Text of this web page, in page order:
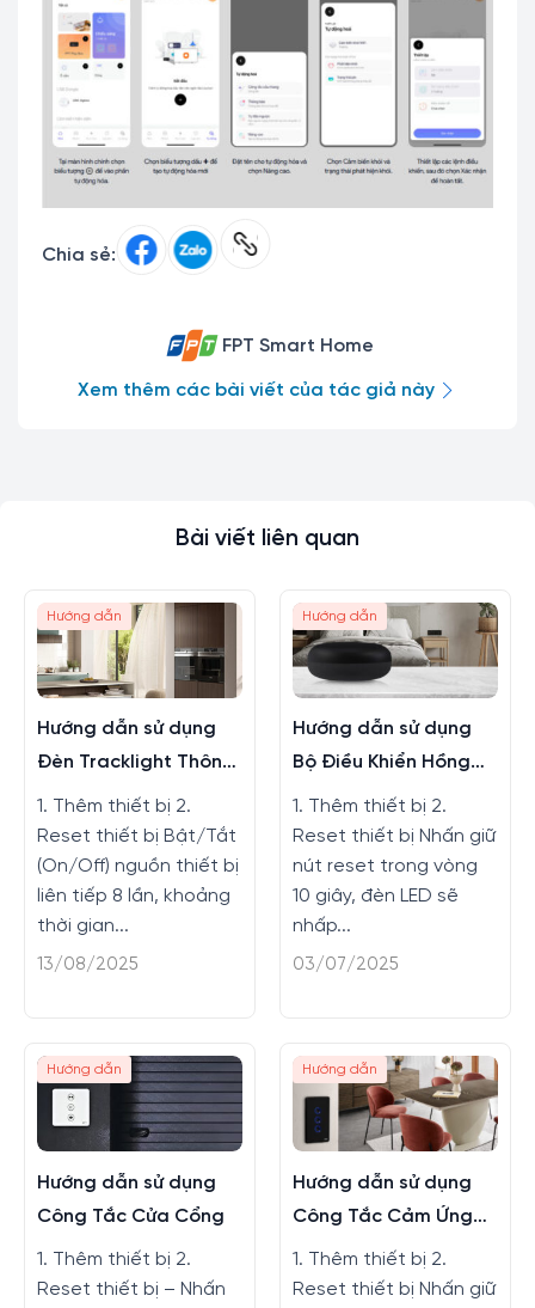
Chia sẻ:
FPT Smart Home
Xem thêm các bài viết của tác giả này
Bài viết liên quan
Hướng dẫn
Hướng dẫn sử dụng
Đèn Tracklight Thông
Minh
1. Thêm thiết bị 2.
Reset thiết bị Bật/Tắt
(On/Off) nguồn thiết bị
liên tiếp 8 lần, khoảng
thời gian...
13/08/2025
Hướng dẫn
Hướng dẫn sử dụng
Bộ Điều Khiển Hồng
Ngoại
1. Thêm thiết bị 2.
Reset thiết bị Nhấn giữ
nút reset trong vòng
10 giây, đèn LED sẽ
nhấp...
03/07/2025
Hướng dẫn
Hướng dẫn sử dụng
Công Tắc Cửa Cổng
1. Thêm thiết bị 2.
Reset thiết bị – Nhấn
Hướng dẫn
Hướng dẫn sử dụng
Công Tắc Cảm Ứng
Athena
1. Thêm thiết bị 2.
Reset thiết bị Nhấn giữ